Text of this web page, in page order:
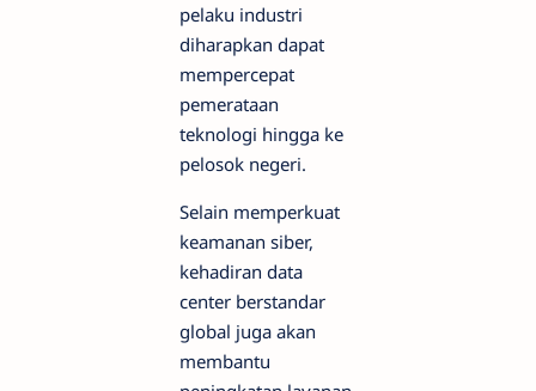
pelaku industri
diharapkan dapat
mempercepat
pemerataan
teknologi hingga ke
pelosok negeri.
Selain memperkuat
keamanan siber,
kehadiran data
center berstandar
global juga akan
membantu